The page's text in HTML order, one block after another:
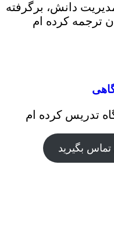
دانش، برگرفته
ترجمه کرده ام
تدریس کرده ام
تماس بگیرید